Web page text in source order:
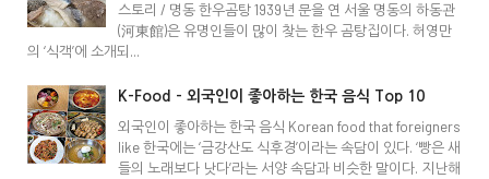
스토리 / 명동 한우곰탕 1939년 문을 연 서울 명동의 하동관
(河東館)은 유명인들이 많이 찾는 한우 곰탕집이다. 허영만
의 ‘식객’에 소개되...
K-Food - 외국인이 좋아하는 한국 음식 Top 10
외국인이 좋아하는 한국 음식 Korean food that foreigners
like 한국에는 ‘금강산도 식후경’이라는 속담이 있다. ‘빵은 새
들의 노래보다 낫다’라는 서양 속담과 비슷한 말이다. 지난해